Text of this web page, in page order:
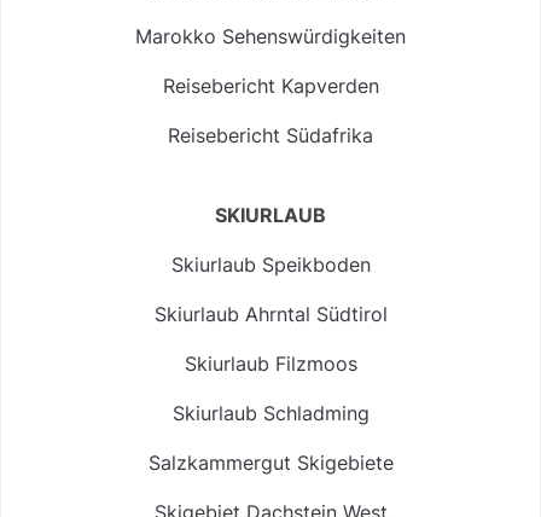
Marokko Sehenswürdigkeiten
Reisebericht Kapverden
Reisebericht Südafrika
SKIURLAUB
Skiurlaub Speikboden
Skiurlaub Ahrntal Südtirol
Skiurlaub Filzmoos
Skiurlaub Schladming
Salzkammergut Skigebiete
Skigebiet Dachstein West